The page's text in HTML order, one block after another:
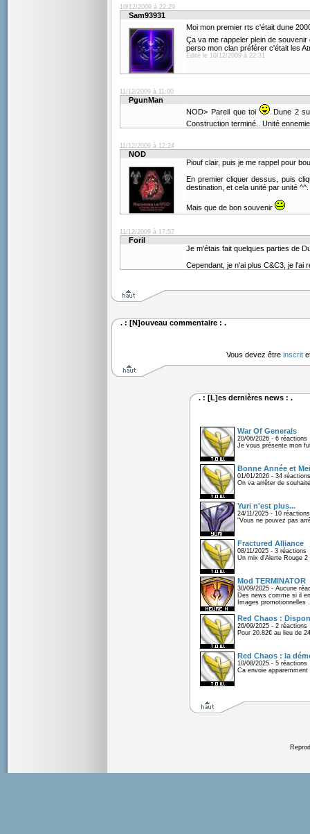
10/12/2009 à 22:29
Sam93931
Moi mon premier rts c'était dune
Ça va me rappeler plein de
perso mon clan préférer c'était les
Edité le 10/12/2009 à 22:31
11/12/2009 à 11:00
PgunMan
NOD> Pareil que toi
Dune 2
Construction terminé.. Unité
11/12/2009 à 12:24
NOD
Piouf clair, puis je me rappel pour
En premier cliquer dessus, puis
destination, et cela unité par unité ^^.
Mais que de bon souvenir
11/12/2009 à 17:57
Foril
Je m'étais fait quelques parties de
Cependant, je n'ai plus C&C3, je l'ai
. : [N]ouveau commentaire : .
Vous devez être inscrit
. : [L]es dernières news : .
War Of Generals
20/06/2026 - 6 réactions
Je vous présente mon
Bonne Année et
01/01/2026 - 34 réactions
On va arrêter de
Yuri n'est plus...
24/11/2025 - 10 réactions
"Vous ne pouvez pas
Fractured Alliance
08/11/2025 - 3 réactions
Un mix d'Alerte Rouge
Mod TERMINATOR
30/09/2025 - Aucune
Des news comme si il
Images promotionnelles .
Red Chaos :
26/09/2025 - 2 réactions
Pour 20.82€ au lieu de
Red Chaos : la
10/08/2025 - 5 réactions
Ca envoie apparemment